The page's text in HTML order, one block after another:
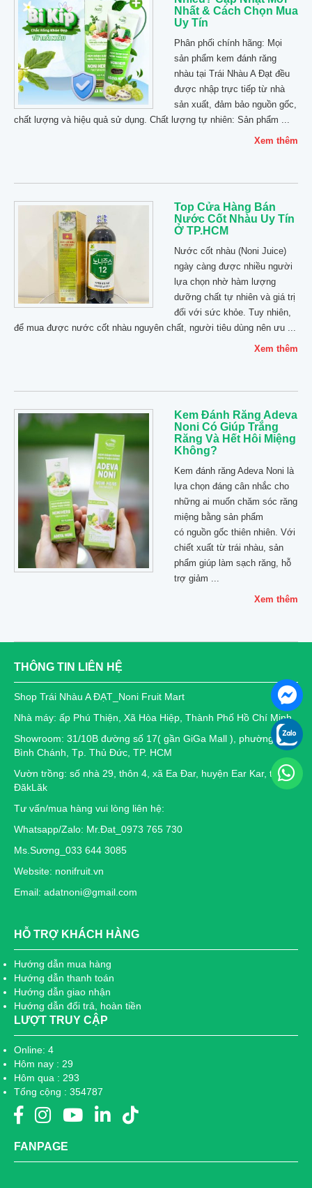
Nhất & Cách Chọn Mua
Uy Tín
Phân phối chính hãng: Mọi
sản phẩm kem đánh răng
nhàu tại Trái Nhàu A Đạt đều
được nhập trực tiếp từ nhà
sản xuất, đảm bảo nguồn gốc,
chất lượng và hiệu quả sử dụng. Chất lượng tự nhiên: Sản phẩm ...
Xem thêm
Top Cửa Hàng Bán
Nước Cốt Nhàu Uy Tín
Ở TP.HCM
Nước cốt nhàu (Noni Juice)
ngày càng được nhiều người
lựa chọn nhờ hàm lượng
dưỡng chất tự nhiên và giá trị
đối với sức khỏe. Tuy nhiên,
để mua được nước cốt nhàu nguyên chất, người tiêu dùng nên ưu ...
Xem thêm
Kem Đánh Răng Adeva
Noni Có Giúp Trắng
Răng Và Hết Hôi Miệng
Không?
Kem đánh răng Adeva Noni là
lựa chọn đáng cân nhắc cho
những ai muốn chăm sóc răng
miệng bằng sản phẩm
có nguồn gốc thiên nhiên. Với
chiết xuất từ trái nhàu, sản
phẩm giúp làm sạch răng, hỗ
trợ giảm ...
Xem thêm
THÔNG TIN LIÊN HỆ
Shop Trái Nhàu A ĐẠT_Noni Fruit Mart
Nhà máy: ấp Phú Thiện, Xã Hòa Hiệp, Thành Phố Hồ Chí Minh
Showroom: 31/10B đường số 17( gần GiGa Mall ), phường Hiệp
Bình Chánh, Tp. Thủ Đức, TP. HCM
Vườn trồng: số nhà 29, thôn 4, xã Ea Đar, huyện Ear Kar, tỉnh
ĐăkLăk
Tư vấn/mua hàng vui lòng liên hệ:
Whatsapp/Zalo: Mr.Đat_0973 765 730
Ms.Sương_033 644 3085
Website: nonifruit.vn
Email: adatnoni@gmail.com
HỖ TRỢ KHÁCH HÀNG
Hướng dẫn mua hàng
Hướng dẫn thanh toán
Hướng dẫn giao nhận
Hướng dẫn đổi trả, hoàn tiền
LƯỢT TRUY CẬP
Online: 4
Hôm nay : 29
Hôm qua : 293
Tổng cộng : 354787
FANPAGE